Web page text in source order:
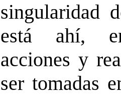
singularidad
está ahí,
acciones y
ser tomadas